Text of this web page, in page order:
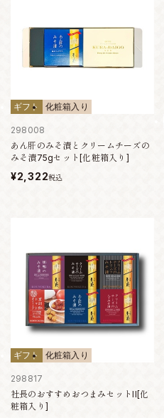
ギフト 化粧箱入り
298008
あん肝のみそ漬とクリームチーズの
みそ漬75gセット[化粧箱入り]
¥2,322税込
ギフト 化粧箱入り
298817
社長のおすすめおつまみセットII[化
粧箱入り]